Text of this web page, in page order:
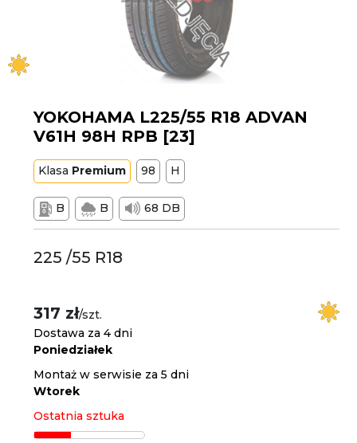
YOKOHAMA L225/55 R18 ADVAN
V61H 98H RPB [23]
Klasa Premium 98 H
B B 68 DB
225 /55 R18
317 zł/szt.
Dostawa za 4 dni
Poniedziałek
Montaż w serwisie za 5 dni
Wtorek
Ostatnia sztuka